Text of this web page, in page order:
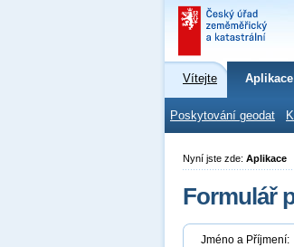
Vítejte Aplikace
Poskytování geodat
Nyní jste zde: Aplikace
Formulář
Jméno a Příjmení: